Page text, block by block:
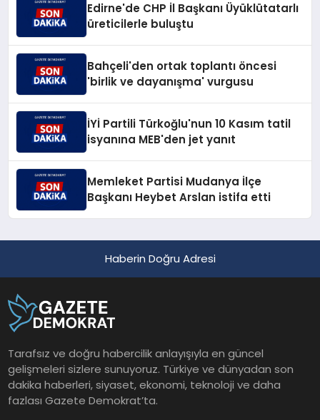
Edirne'de CHP İl Başkanı Üyüklütatarlı
üreticilerle buluştu
Bahçeli'den ortak toplantı öncesi
'birlik ve dayanışma' vurgusu
İYİ Partili Türkoğlu'nun 10 Kasım tatil
isyanına MEB'den jet yanıt
Memleket Partisi Mudanya İlçe
Başkanı Heybet Arslan istifa etti
Haberin Doğru Adresi
Tarafsız ve doğru habercilik anlayışıyla en güncel
gelişmeleri sizlere sunuyoruz. Türkiye ve dünyadan son
dakika haberleri, siyaset, ekonomi, teknoloji ve daha
fazlası Gazete Demokrat’ta.